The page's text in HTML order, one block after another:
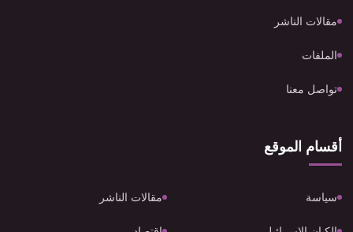
مقالات الناشر
الملفات
تواصل معنا
أقسام الموقع
سياسة مقالات الناشر